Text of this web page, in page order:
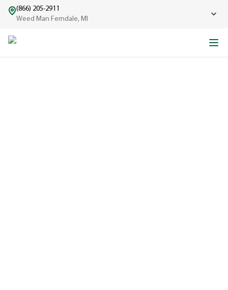
(866) 205-2911
Weed Man Ferndale, MI